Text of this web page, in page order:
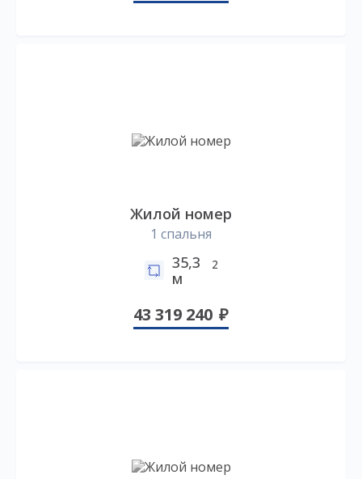
Жилой номер
1 спальня
35,3
м
2
43 319 240